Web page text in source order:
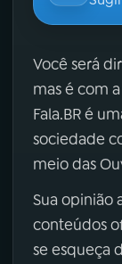
Você será
mas é com
Fala.BR é
sociedade
meio das
Sua opinião
conteúdos
se esqueça